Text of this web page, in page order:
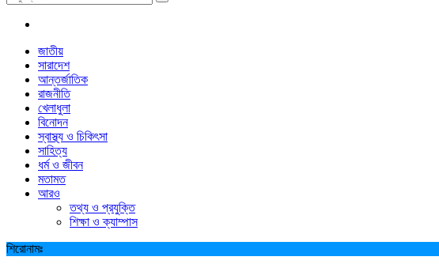
জাতীয়
সারাদেশ
আন্তর্জাতিক
রাজনীতি
খেলাধুলা
বিনোদন
স্বাস্থ্য ও চিকিৎসা
সাহিত্য
ধর্ম ও জীবন
মতামত
আরও
তথ্য ও প্রযুক্তি
শিক্ষা ও ক্যাম্পাস
শিরোনামঃ